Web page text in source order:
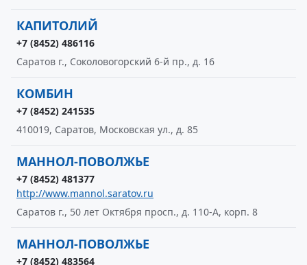
КАПИТОЛИЙ
+7 (8452) 486116
Саратов г., Соколовогорский 6-й пр., д. 16
КОМБИН
+7 (8452) 241535
410019, Саратов, Московская ул., д. 85
МАННОЛ-ПОВОЛЖЬЕ
+7 (8452) 481377
http://www.mannol.saratov.ru
Саратов г., 50 лет Октября просп., д. 110-А, корп. 8
МАННОЛ-ПОВОЛЖЬЕ
+7 (8452) 483564